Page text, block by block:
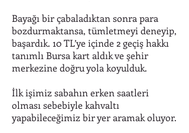
Bayağı bir çabaladıktan sonra para
bozdurmaktansa, tümletmeyi deneyip,
başardık. 10 TL’ye içinde 2 geçiş hakkı
tanımlı Bursa kart aldık ve şehir
merkezine doğru yola koyulduk.
İlk işimiz sabahın erken saatleri
olması sebebiyle kahvaltı
yapabileceğimiz bir yer aramak oluyor.